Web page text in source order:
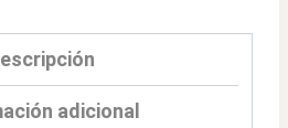
adicional